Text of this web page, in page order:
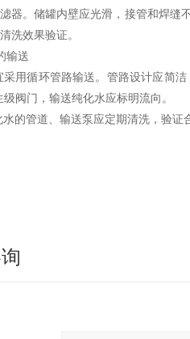
器。储罐内壁应光滑，接管和焊缝
洗效果验证。
输送
采用循环管路输送。管路设计应简
阀门，输送纯化水应标明流向。
的管道、输送泵应定期清洗，验证